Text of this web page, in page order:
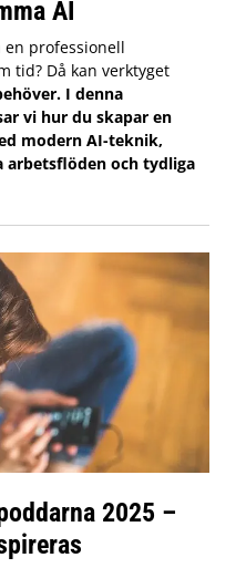
AI
en professionell
tid? Då kan verktyget
I denna
vi hur du skapar en
modern AI-teknik,
och tydliga
2025 –